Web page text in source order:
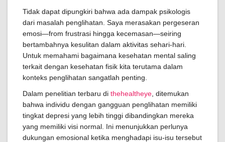
Tidak dapat dipungkiri bahwa ada dampak psikologis
dari masalah penglihatan. Saya merasakan pergeseran
emosi—from frustrasi hingga kecemasan—seiring
bertambahnya kesulitan dalam aktivitas sehari-hari.
Untuk memahami bagaimana kesehatan mental saling
terkait dengan kesehatan fisik kita terutama dalam
konteks penglihatan sangatlah penting.
Dalam penelitian terbaru di thehealtheye , ditemukan
bahwa individu dengan gangguan penglihatan memiliki
tingkat depresi yang lebih tinggi dibandingkan mereka
yang memiliki visi normal. Ini menunjukkan perlunya
dukungan emosional ketika menghadapi isu-isu tersebut